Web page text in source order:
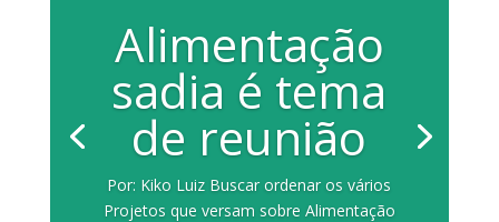
Alimentação
sadia é tema
de reunião
Por: Kiko Luiz Buscar ordenar os vários
Projetos que versam sobre Alimentação